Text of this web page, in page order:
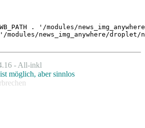
. '/modules/
'/modules/news_img_anywhere/
- All-inkl
möglich, aber sinnlos